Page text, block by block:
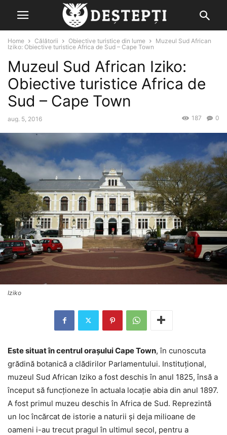
Home Călătorii Obiective turistice din lume
Muzeul Sud African
Iziko: Obiective turistice Africa de Sud – Cape Town
Muzeul Sud African Iziko:
Obiective turistice Africa de
Sud – Cape Town
aug. 5, 2016 0
187
Iziko
Este situat în centrul oraşului Cape Town, în cunoscuta
grădină botanică a clădirilor Parlamentului. Instituţional,
muzeul Sud African Iziko a fost deschis în anul 1825, însă a
început să funcţioneze în actuala locaţie abia din anul 1897.
A fost primul muzeu deschis în Africa de Sud. Reprezintă
un loc încărcat de istorie a naturii şi deja milioane de
oameni i-au trecut pragul în ultimul secol, pentru a